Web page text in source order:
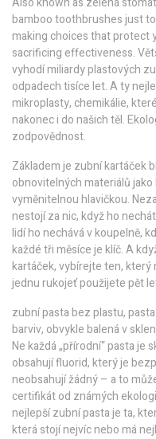
bamboo toothbrushes just
making choices that protect
sacrificing effectiveness.
vyhodí miliardy plastových
odpadech tisíce let. A ty
mikroplasty, chemikálie,
nakonec i do našich těl.
zodpovědnost.
Základem je zubní kartáček
obnovitelných materiálů
vyměnitelnou hlavičkou.
nestojí za nic, když ho
lidí ho nechává v koupelně,
každé tři měsíce je klíč. A
kartáček, vybírejte ten,
jednu rukojeť použijete pět
zubní pasta bez plastu,
barviv, obvykle balená v
Ne každá „přírodní“ pasta je
obsahují fluorid, který je
neobsahují žádný – a to
certifikát od známých
nejlepší zubní pasta je ta,
která stojí nejvíc nebo má